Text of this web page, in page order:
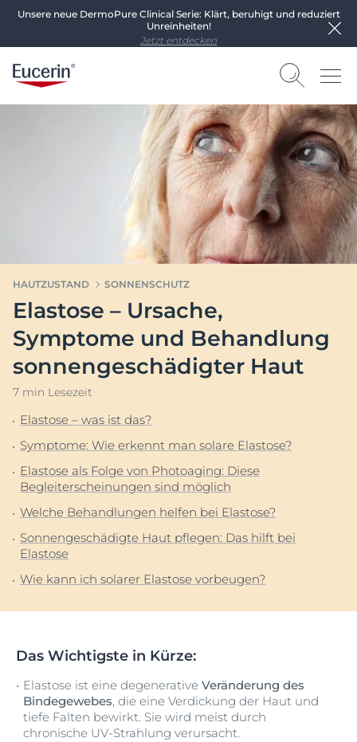
Unsere neue DermoPure Clinical Serie: Klärt, beruhigt und reduziert
Unreinheiten!
Jetzt entdecken
HAUTZUSTAND SONNENSCHUTZ
Elastose – Ursache,
Symptome und Behandlung
sonnengeschädigter Haut
7 min Lesezeit
Elastose – was ist das?
Symptome: Wie erkennt man solare Elastose?
Elastose als Folge von Photoaging: Diese
Begleiterscheinungen sind möglich
Welche Behandlungen helfen bei Elastose?
Sonnengeschädigte Haut pflegen: Das hilft bei
Elastose
Wie kann ich solarer Elastose vorbeugen?
Das Wichtigste in Kürze:
Elastose ist eine degenerative Veränderung des
Bindegewebes, die eine Verdickung der Haut und
tiefe Falten bewirkt. Sie wird meist durch
chronische UV-Strahlung verursacht.